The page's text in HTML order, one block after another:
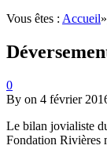
Vous êtes : Accueil»
0
By on 4 février
Le bilan jovialiste
Fondation Rivières